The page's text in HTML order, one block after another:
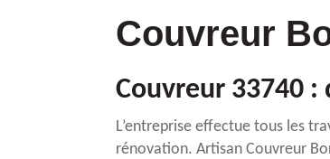
Couvreur
Couvreur 33740
L’entreprise effectue tous les
rénovation. Artisan Couvreur